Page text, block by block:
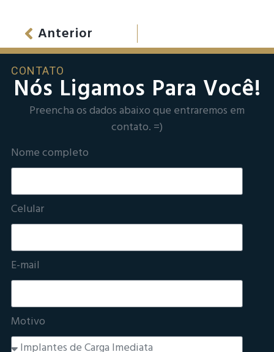
Anterior
CONTATO
Nós Ligamos Para Você!
Preencha os dados abaixo que entraremos em
contato. =)
Nome completo
Celular
E-mail
Motivo